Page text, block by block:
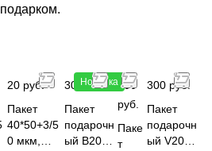
20 руб.
Пакет
40*50+3/5
0 мкм,
Новинка
300 руб.
Пакет
подарочн
ый B2001
300
руб.
Паке
т
300 руб.
Пакет
подарочн
ый V2001